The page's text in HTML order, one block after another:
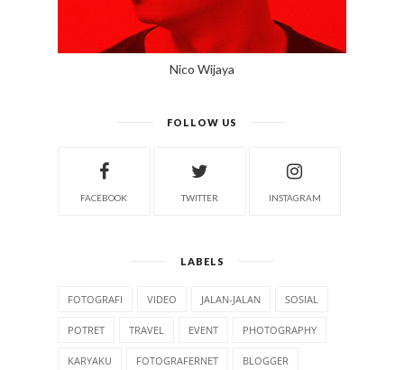
Nico Wijaya
FOLLOW US
FACEBOOK TWITTER INSTAGRAM
LABELS
FOTOGRAFI VIDEO JALAN-JALAN SOSIAL
POTRET TRAVEL EVENT PHOTOGRAPHY
KARYAKU FOTOGRAFERNET BLOGGER